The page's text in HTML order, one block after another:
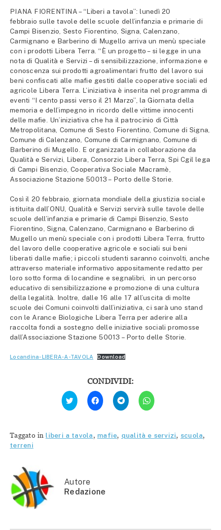
PIANA FIORENTINA – “Liberi a tavola”: lunedì 20
febbraio sulle tavole delle scuole dell’infanzia e primarie di
Campi Bisenzio, Sesto Fiorentino, Signa, Calenzano,
Carmignano e Barberino di Mugello arriva un menù speciale
con i prodotti Libera Terra. “È un progetto – si legge in una
nota di Qualità e Servizi – di sensibilizzazione, informazione e
conoscenza sui prodotti agroalimentari frutto del lavoro sui
beni confiscati alle mafie gestiti dalle cooperative sociali ed
agricole Libera Terra. L’iniziativa è inserita nel programma di
eventi “I cento passi verso il 21 Marzo”, la Giornata della
memoria e dell’impegno in ricordo delle vittime innocenti
delle mafie. Un’iniziativa che ha il patrocinio di Città
Metropolitana, Comune di Sesto Fiorentino, Comune di Signa,
Comune di Calenzano, Comune di Carmignano, Comune di
Barberino di Mugello. E organizzata in collaborazione da
Qualità e Servizi, Libera, Consorzio Libera Terra, Spi Cgil lega
di Campi Bisenzio, Cooperativa Sociale Macramè,
Associazione Stazione 50013 – Porto delle Storie.
Così il 20 febbraio, giornata mondiale della giustizia sociale
istituita dall’ONU, Qualità e Servizi servirà sulle tavole delle
scuole dell’infanzia e primarie di Campi Bisenzio, Sesto
Fiorentino, Signa, Calenzano, Carmignano e Barberino di
Mugello un menù speciale con i prodotti Libera Terra, frutto
del lavoro delle cooperative agricole e sociali sui beni
liberati dalle mafie; i piccoli studenti saranno coinvolti, anche
attraverso materiale informativo appositamente redatto per
loro sotto forma di locandine e segnalibri, in un percorso
educativo di sensibilizzazione e promozione di una cultura
della legalità. Inoltre, dalle 16 alle 17 all’uscita di molte
scuole dei Comuni coinvolti dall’iniziativa, ci sarà uno stand
con le Arance Biologiche Libera Terra per aderire alla
raccolta fondi a sostegno delle iniziative sociali promosse
dall’Associazione Stazione 50013 – Porto delle Storie.
Locandina-LIBERA-A-TAVOLA Download
CONDIVIDI:
Fai
clic
qui
Twitter
(Si
Fai
clic
per
condividere
(Si
apre
Fai
clic
per
condividere
(Si
apre
Fai
clic
per
(Si
apre
Taggato in liberi a tavola, mafie, qualità e servizi, scuola,
terreni
Autore
Redazione